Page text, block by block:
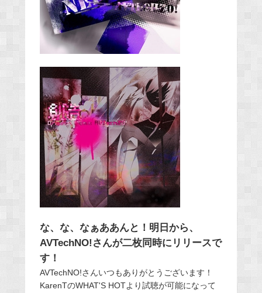
な、な、なぁああんと！明日から、
AVTechNO!さんが二枚同時にリリースで
す！
AVTechNO!さんいつもありがとうございます！
KarenTのWHAT'S HOTより試聴が可能になって